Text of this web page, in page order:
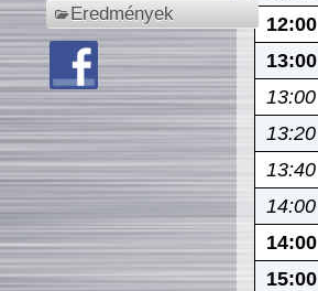
Eredmények
12:00
13:00
13:00
13:20
13:40
14:00
14:00
15:00